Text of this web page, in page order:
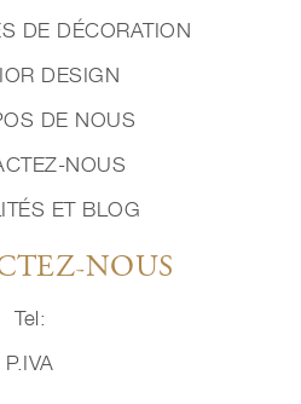
DE DÉCORATION
DESIGN
DE NOUS
NOUS
ET BLOG
NOUS
Tel:
P.IVA